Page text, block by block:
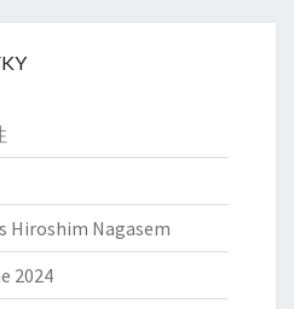
Hiroshim Nagasem
2024